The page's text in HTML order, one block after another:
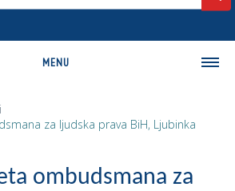
MENU
za ljudska prava BiH, Ljubinka
ombudsmana za